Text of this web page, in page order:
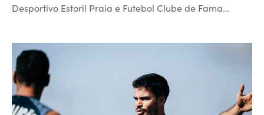
Desportivo Estoril Praia e Futebol Clube de Fama…